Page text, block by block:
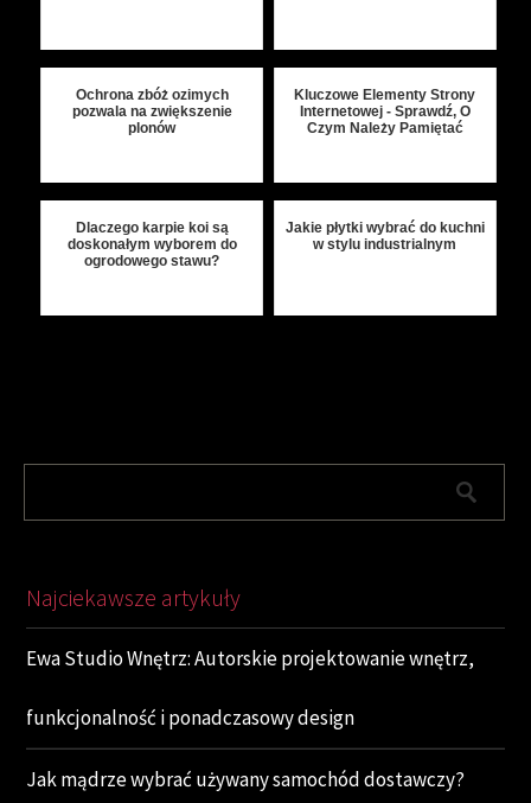
Ochrona zbóż ozimych
pozwala na zwiększenie
plonów
Kluczowe Elementy Strony
Internetowej - Sprawdź, O
Czym Należy Pamiętać
Dlaczego karpie koi są
doskonałym wyborem do
ogrodowego stawu?
Jakie płytki wybrać do kuchni
w stylu industrialnym
Najciekawsze artykuły
Ewa Studio Wnętrz: Autorskie projektowanie wnętrz,
funkcjonalność i ponadczasowy design
Jak mądrze wybrać używany samochód dostawczy?